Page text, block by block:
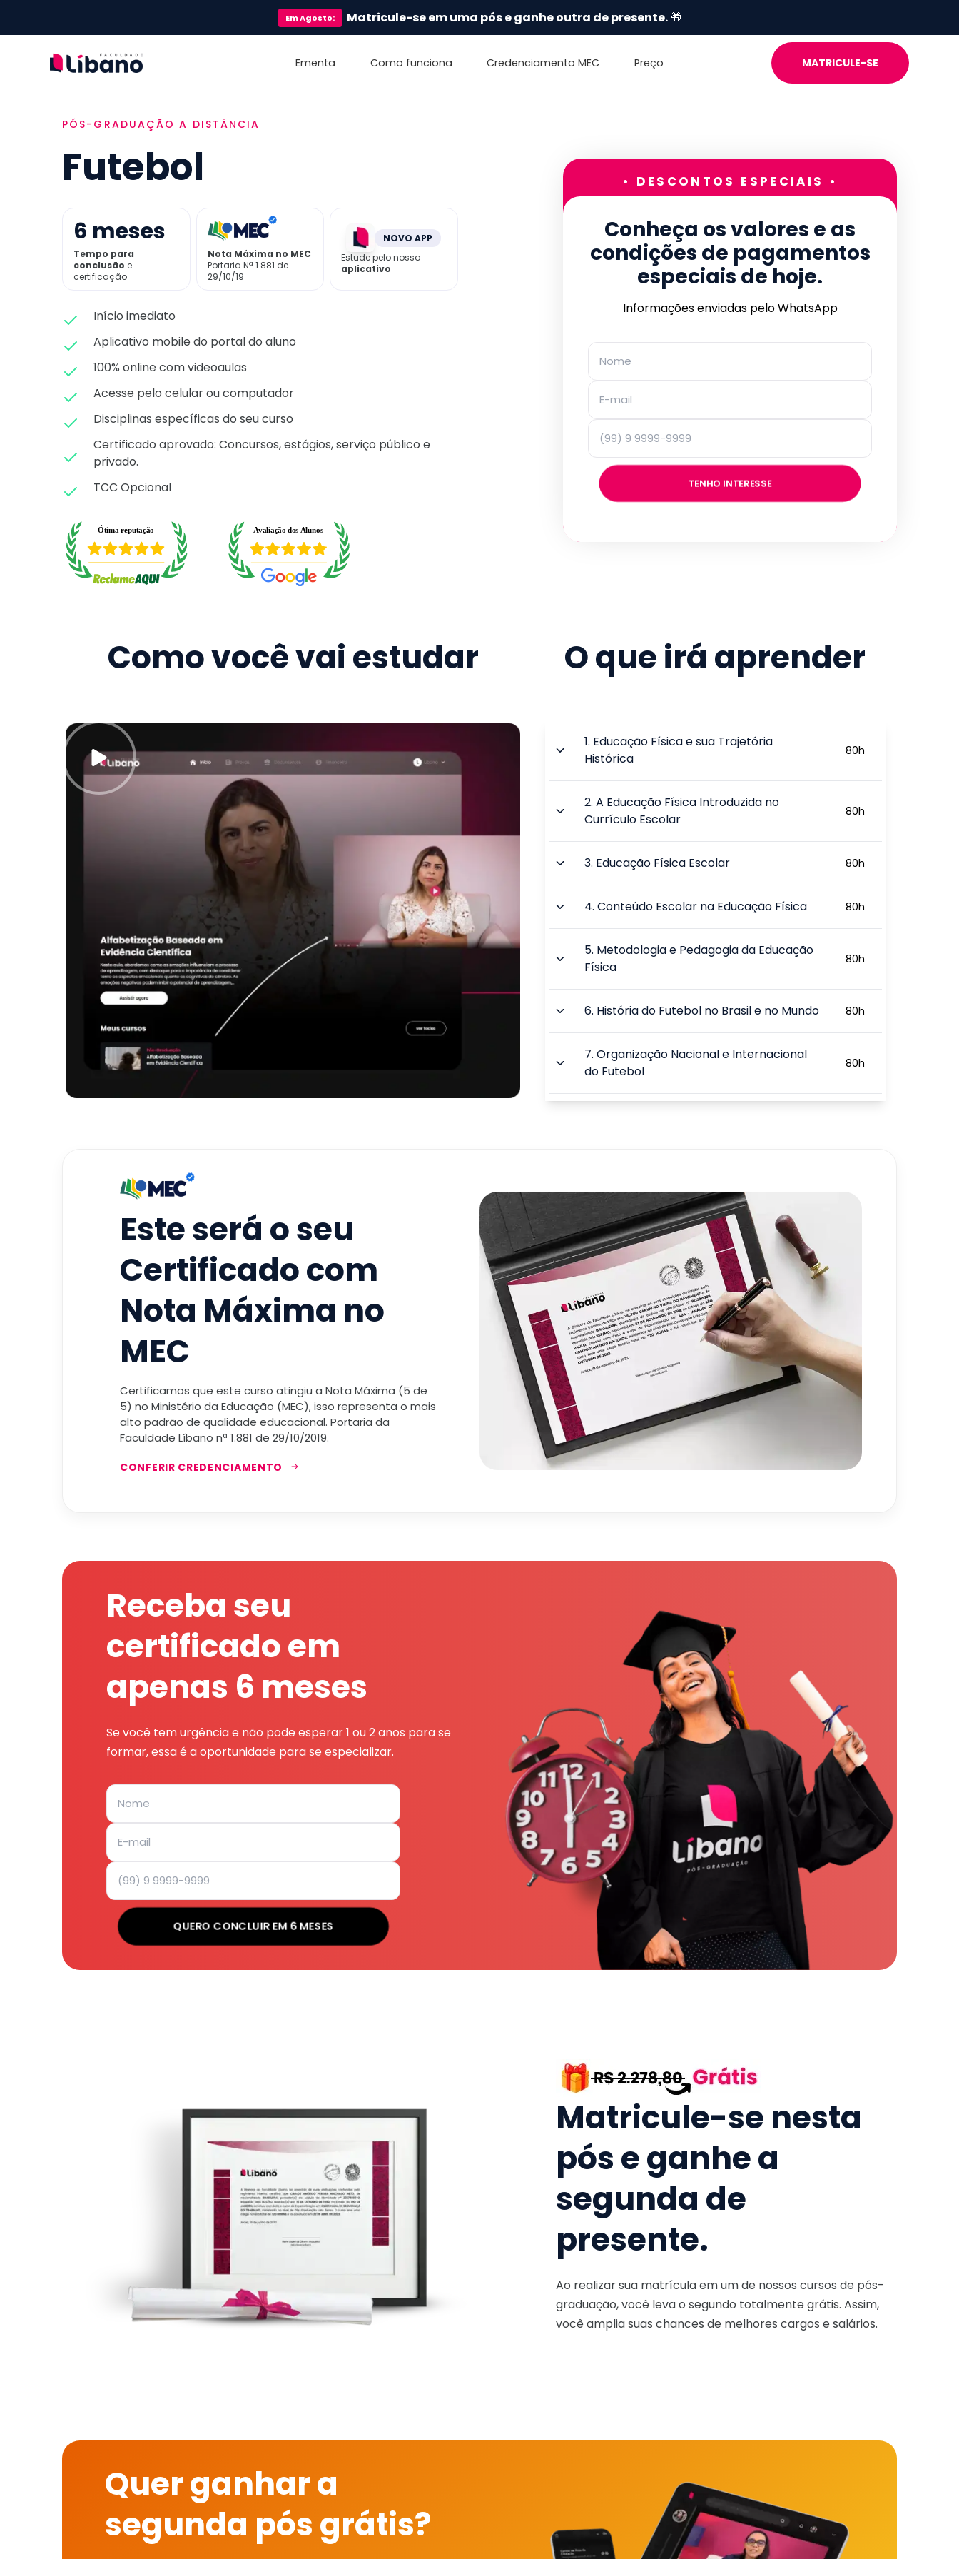
EmAgosto: Matricule-se em uma pós e ganhe outra de presente.🎁
Ementa Como funciona Credenciamento MEC Preço MATRICULE-SE
PÓS-GRADUAÇÃO A DISTÂNCIA
Futebol
6 meses
Tempo para
conclusão e
certificação
Nota Máxima no MEC
Portaria Nª 1.881 de
29/10/19
NOVO APP
Estude pelo nosso
aplicativo
Início imediato
Aplicativo mobile do portal do aluno
100% online com videoaulas
Acesse pelo celular ou computador
Disciplinas específicas do seu curso
Certificado aprovado: Concursos, estágios, serviço público e
privado.
TCC Opcional
• DESCONTOS ESPECIAIS •
Conheça os valores e as
condições de pagamentos
especiais de hoje.
Informações enviadas pelo WhatsApp
TENHO INTERESSE
Como você vai estudar O que irá aprender
1. Educação Física e sua Trajetória
Histórica
80h
2.A Educação Física Introduzida no
Currículo Escolar
80h
3. Educação Física Escolar 80h
4.Conteúdo Escolar na Educação Física 80h
5. Metodologia e Pedagogia da Educação
Física
80h
6. História do Futebol no Brasil e no Mundo 80h
7.Organização Nacional e Internacional
do Futebol
80h
Futebolísticas
TOTAL:
Este será o seu
Certificado com
Nota Máxima no
MEC
Certificamos que este curso atingiu a Nota Máxima (5 de
5) no Ministério da Educação (MEC), isso representa o mais
alto padrão de qualidade educacional. Portaria da
Faculdade Líbano nª 1.881 de 29/10/2019.
CONFERIR CREDENCIAMENTO
Receba seu
certificado em
apenas 6 meses
Se você tem urgência e não pode esperar 1 ou 2 anos para se
formar, essa é a oportunidade para se especializar.
QUERO CONCLUIR EM 6 MESES
Matricule-se nesta
pós e ganhe a
segunda de
presente.
Ao realizar sua matrícula em um de nossos cursos de pós-
graduação, você leva o segundo totalmente grátis. Assim,
você amplia suas chances de melhores cargos e salários.
Quer ganhar a
segunda pós grátis?